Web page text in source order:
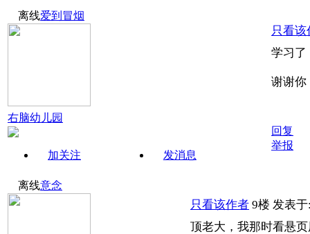
离线爱到冒烟
右脑幼儿园
加关注 发消息
只看该
学习了
谢谢你
回复
举报
离线意念
只看该作者 9楼 发表于
顶老大，我那时看悬